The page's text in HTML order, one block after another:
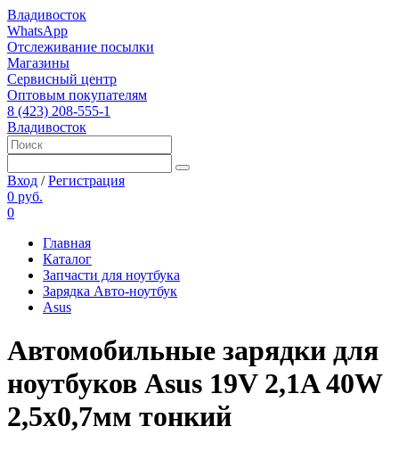
Владивосток
WhatsApp
Отслеживание посылки
Магазины
Сервисный центр
Оптовым покупателям
8 (423) 208-555-1
Владивосток
Вход /Регистрация
0 руб.
0
Главная
Каталог
Запчасти для ноутбука
Зарядка Авто-ноутбук
Asus
Автомобильные зарядки для
ноутбуков Asus 19V 2,1A 40W
2,5x0,7мм тонкий